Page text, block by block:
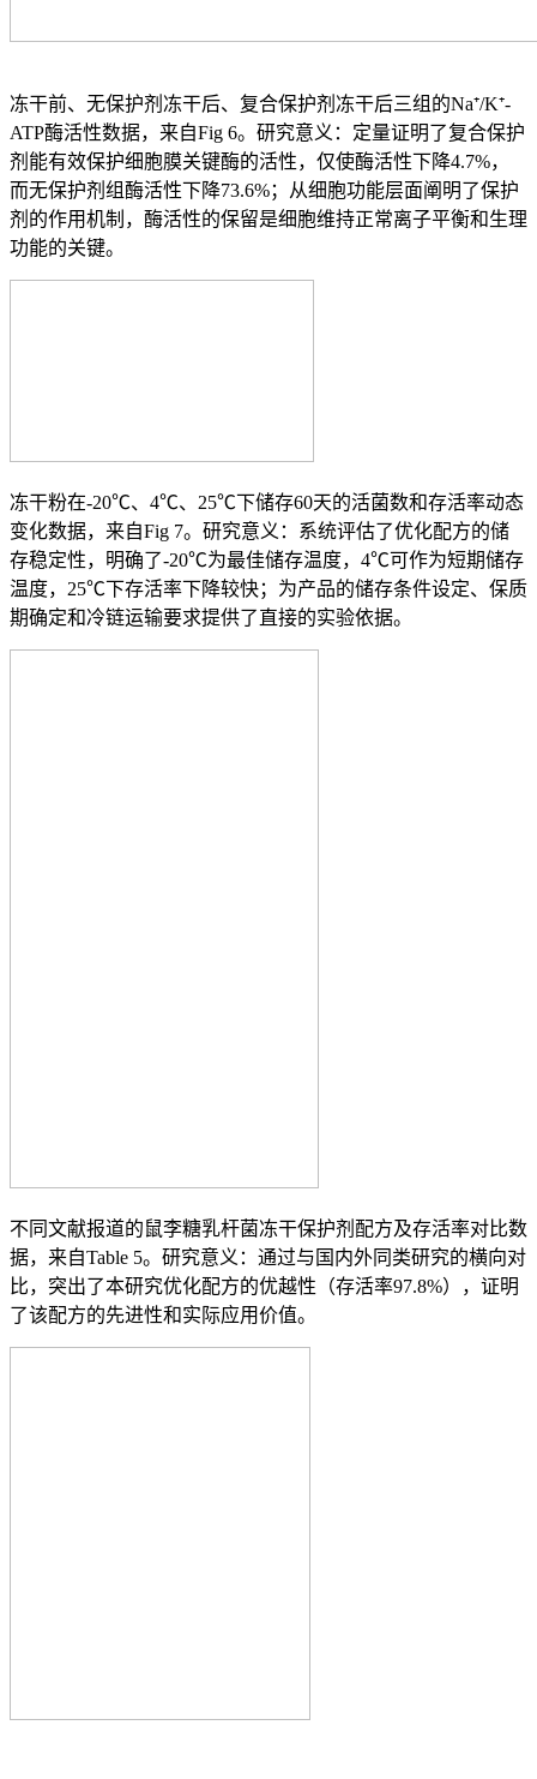
冻干前、无保护剂冻干后、复合保护剂冻干后三组的Na⁺/K⁺-
ATP酶活性数据，来自Fig 6。研究意义：定量证明了复合保护
剂能有效保护细胞膜关键酶的活性，仅使酶活性下降4.7%，
而无保护剂组酶活性下降73.6%；从细胞功能层面阐明了保护
剂的作用机制，酶活性的保留是细胞维持正常离子平衡和生理
功能的关键。
冻干粉在-20℃、4℃、25℃下储存60天的活菌数和存活率动态
变化数据，来自Fig 7。研究意义：系统评估了优化配方的储
存稳定性，明确了-20℃为最佳储存温度，4℃可作为短期储存
温度，25℃下存活率下降较快；为产品的储存条件设定、保质
期确定和冷链运输要求提供了直接的实验依据。
不同文献报道的鼠李糖乳杆菌冻干保护剂配方及存活率对比数
据，来自Table 5。研究意义：通过与国内外同类研究的横向对
比，突出了本研究优化配方的优越性（存活率97.8%），证明
了该配方的先进性和实际应用价值。